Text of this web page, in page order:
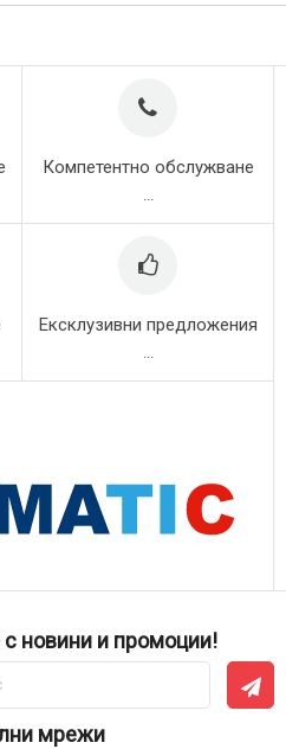
Компетентно обслужване
Ексклузивни предложения
с новини и промоции!
мрежи